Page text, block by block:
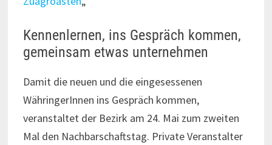
Kennenlernen, ins Gespräch kommen,
gemeinsam etwas unternehmen
Damit die neuen und die eingesessenen
WähringerInnen ins Gespräch kommen,
veranstaltet der Bezirk am 24. Mai zum zweiten
Mal den Nachbarschaftstag. Private Veranstalter